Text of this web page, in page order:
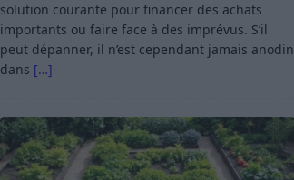
solution courante pour financer des achats
importants ou faire face à des imprévus. S’il
peut dépanner, il n’est cependant jamais anodin
dans […]